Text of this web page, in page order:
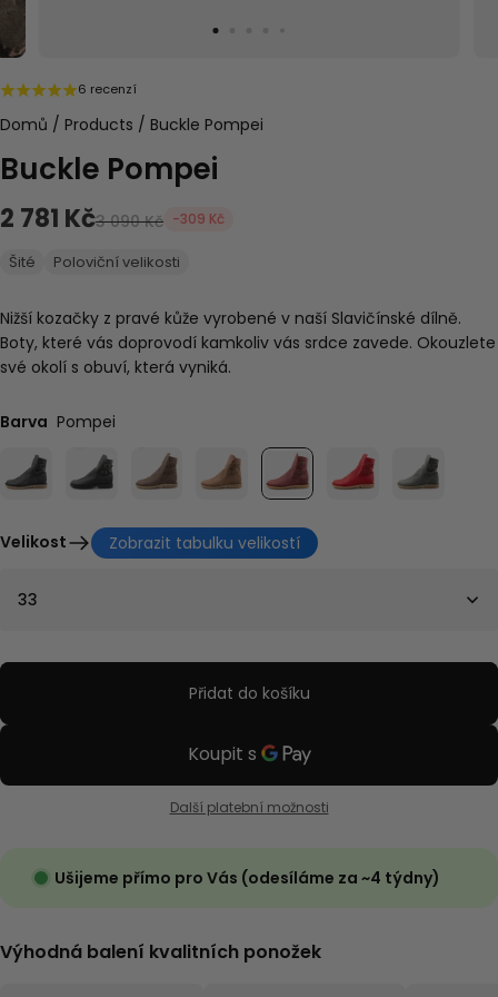
6 recenzí
Domů / Products / Buckle Pompei
Buckle Pompei
2 781 Kč3 090 Kč -309 Kč
Šité Poloviční velikosti
Nižší kozačky z pravé kůže vyrobené v naší Slavičínské dílně.
Boty, které vás doprovodí kamkoliv vás srdce zavede. Okouzlete
své okolí s obuví, která vyniká.
Barva Pompei
Velikost Zobrazit tabulku velikostí
33
Přidat do košíku
Další platební možnosti
Ušijeme přímo pro Vás (odesíláme za ~4 týdny)
Výhodná balení kvalitních ponožek